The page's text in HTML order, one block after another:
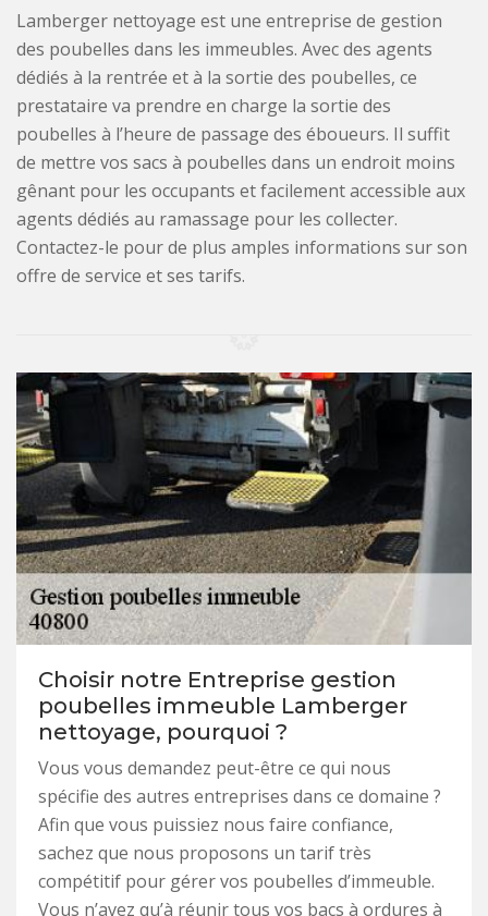
Lamberger nettoyage est une entreprise de gestion
des poubelles dans les immeubles. Avec des agents
dédiés à la rentrée et à la sortie des poubelles, ce
prestataire va prendre en charge la sortie des
poubelles à l’heure de passage des éboueurs. Il suffit
de mettre vos sacs à poubelles dans un endroit moins
gênant pour les occupants et facilement accessible aux
agents dédiés au ramassage pour les collecter.
Contactez-le pour de plus amples informations sur son
offre de service et ses tarifs.
Choisir notre Entreprise gestion
poubelles immeuble Lamberger
nettoyage, pourquoi ?
Vous vous demandez peut-être ce qui nous
spécifie des autres entreprises dans ce domaine ?
Afin que vous puissiez nous faire confiance,
sachez que nous proposons un tarif très
compétitif pour gérer vos poubelles d’immeuble.
Vous n’avez qu’à réunir tous vos bacs à ordures à